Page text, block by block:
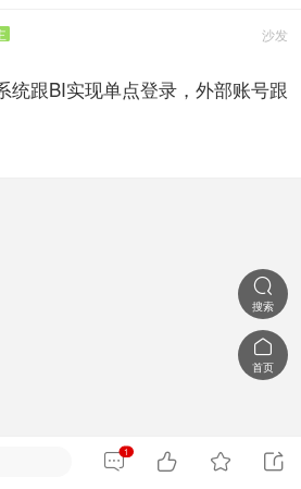
沙发
统跟BI实现单点登录，外部账号跟

搜索

首页
1   